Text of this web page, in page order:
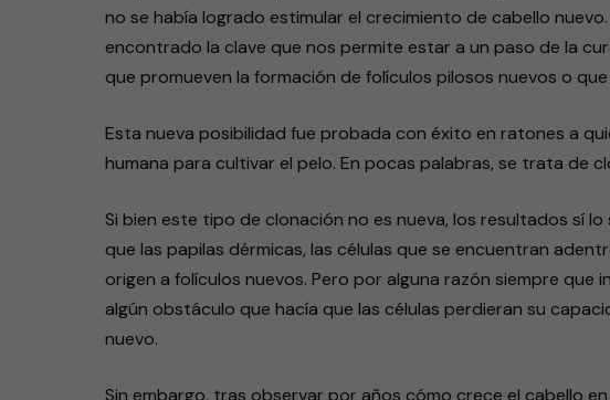
no se había logrado estimular el crecimiento de cabello
encontrado la clave que nos permite estar a un paso de la
que promueven la formación de folículos pilosos nuevos o
Esta nueva posibilidad fue probada con éxito en ratones a
humana para cultivar el pelo. En pocas palabras, se trata de
Si bien este tipo de clonación no es nueva, los resultados sí
que las papilas dérmicas, las células que se encuentran
origen a folículos nuevos. Pero por alguna razón siempre
algún obstáculo que hacía que las células perdieran su
nuevo.
Sin embargo, tras observar por años cómo crece el cabello